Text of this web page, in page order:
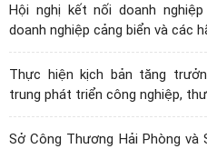
Hội nghị kết nối doanh
doanh nghiệp cảng biển và các
Thực hiện kịch bản tăng
trung phát triển công nghiệp,
Sở Công Thương Hải Phòng